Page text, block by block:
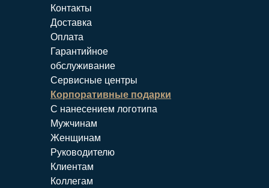
Контакты
Доставка
Оплата
Гарантийное
обслуживание
Сервисные центры
Корпоративные подарки
С нанесением логотипа
Мужчинам
Женщинам
Руководителю
Клиентам
Коллегам